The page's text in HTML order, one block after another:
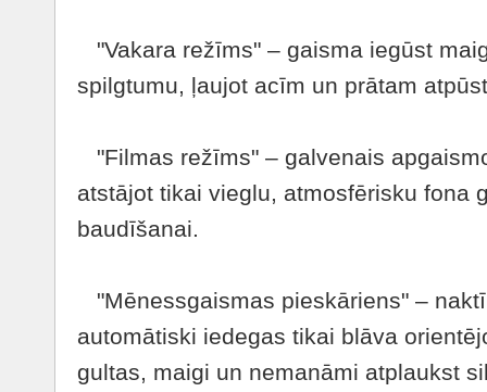
"Vakara režīms" – gaisma iegūst
spilgtumu, ļaujot acīm un prātam
"Filmas režīms" – galvenais
atstājot tikai vieglu, atmosfērisku fona
baudīšanai.
"Mēnessgaismas pieskāriens" –
automātiski iedegas tikai blāva
gultas, maigi un nemanāmi atplaukst